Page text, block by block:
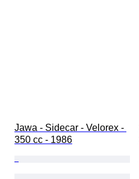
Jawa - Sidecar - Velorex -
350 cc - 1986